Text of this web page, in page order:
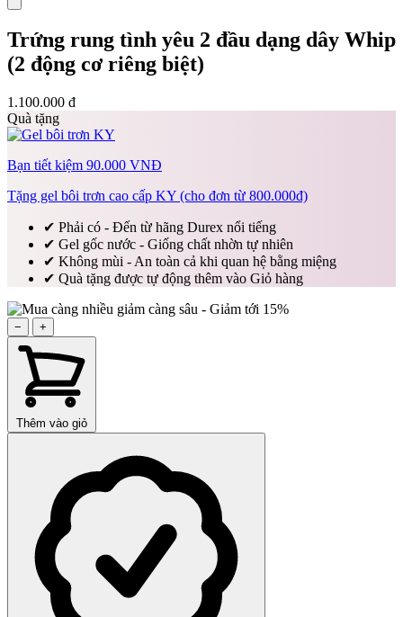
Trứng rung tình yêu 2 đầu dạng dây Whip
(2 động cơ riêng biệt)
1.100.000 đ
Quà tặng
Bạn tiết kiệm 90.000 VNĐ
Tặng gel bôi trơn cao cấp KY (cho đơn từ 800.000đ)
✔ Phải có - Đến từ hãng Durex nổi tiếng
✔ Gel gốc nước - Giống chất nhờn tự nhiên
✔ Không mùi - An toàn cả khi quan hệ bằng miệng
✔ Quà tặng được tự động thêm vào Giỏ hàng
− +
Thêm vào giỏ